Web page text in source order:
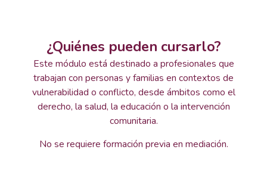
¿Quiénes pueden cursarlo?
Este módulo está destinado a profesionales que
trabajan con personas y familias en contextos de
vulnerabilidad o conflicto, desde ámbitos como el
derecho, la salud, la educación o la intervención
comunitaria.
No se requiere formación previa en mediación.